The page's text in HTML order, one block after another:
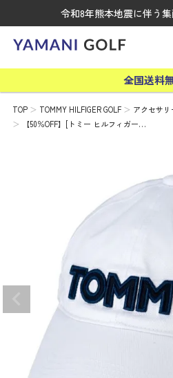
令和8年熊本地震に伴う
全国送料
TOP TOMMY HILFIGER GOLF アクセサリ
【50％OFF】[トミー ヒルフィガー…